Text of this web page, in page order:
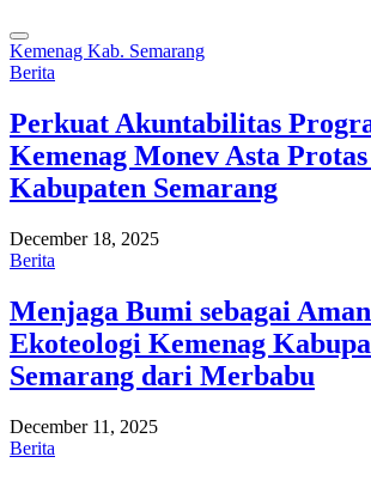
Kemenag Kab. Semarang
Berita
Perkuat Akuntabilitas
Kemenag Monev Asta
Kabupaten Semarang
December 18, 2025
Berita
Menjaga Bumi sebagai
Ekoteologi Kemenag
Semarang dari Merbabu
December 11, 2025
Berita